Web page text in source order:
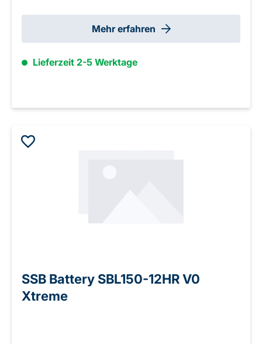
Mehr erfahren
Lieferzeit 2-5 Werktage
SSB Battery SBL150-12HR V0
Xtreme